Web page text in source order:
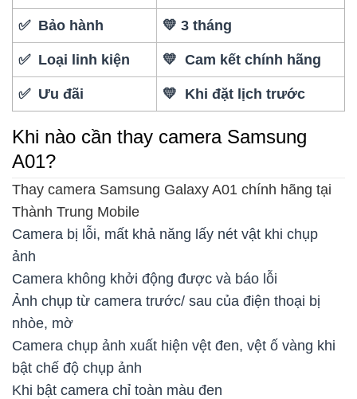
✅ Bảo hành 💛 3 tháng
✅ Loại linh kiện 💛 Cam kết chính hãng
✅ Ưu đãi 💛 Khi đặt lịch trước
Khi nào cần thay camera Samsung
A01?
Thay camera Samsung Galaxy A01 chính hãng tại
Thành Trung Mobile
Camera bị lỗi, mất khả năng lấy nét vật khi chụp
ảnh
Camera không khởi động được và báo lỗi
Ảnh chụp từ camera trước/ sau của điện thoại bị
nhòe, mờ
Camera chụp ảnh xuất hiện vệt đen, vệt ố vàng khi
bật chế độ chụp ảnh
Khi bật camera chỉ toàn màu đen